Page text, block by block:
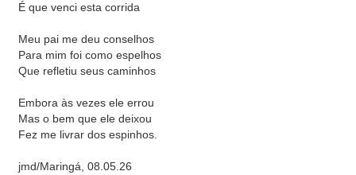
É que venci esta corrida
Meu pai me deu conselhos
Para mim foi como espelhos
Que refletiu seus caminhos
Embora às vezes ele errou
Mas o bem que ele deixou
Fez me livrar dos espinhos.
jmd/Maringá, 08.05.26